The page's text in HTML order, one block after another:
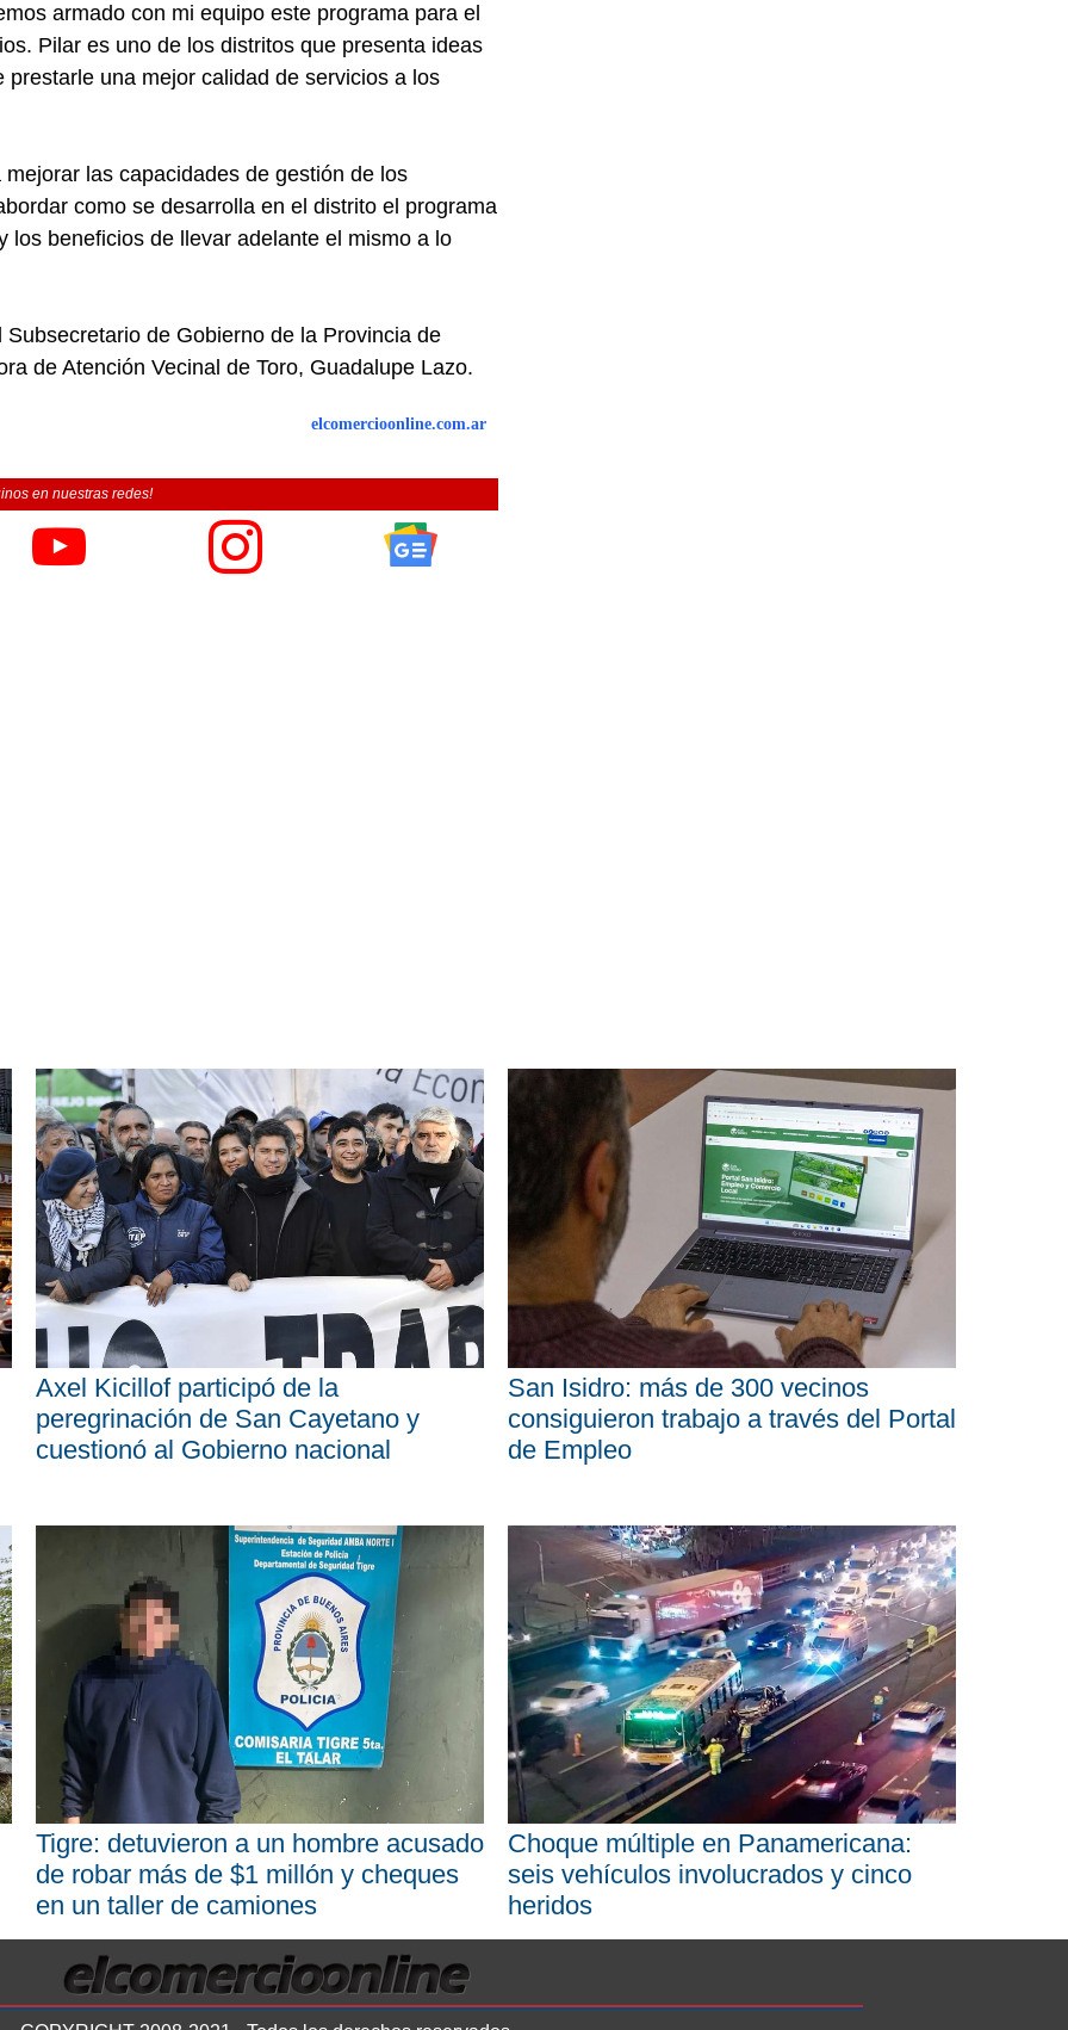
armado con mi equipo este programa para el
Pilar es uno de los distritos que presenta ideas
una mejor calidad de servicios a los
las capacidades de gestión de los
como se desarrolla en el distrito el programa
los beneficios de llevar adelante el mismo a lo
de Gobierno de la Provincia de
de Atención Vecinal de Toro, Guadalupe Lazo.
elcomercioonline.com.ar
en nuestras redes!
Axel Kicillof participó de la
peregrinación de San Cayetano y
cuestionó al Gobierno nacional
San Isidro: más de 300 vecinos
consiguieron trabajo a través del Portal
de Empleo
Tigre: detuvieron a un hombre acusado
de robar más de $1 millón y cheques
en un taller de camiones
Choque múltiple en Panamericana:
seis vehículos involucrados y cinco
heridos